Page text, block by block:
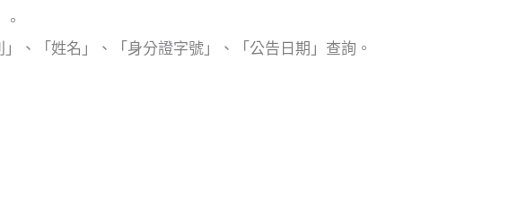
。
、「姓名」、「身分證字號」、「公告日期」查詢。